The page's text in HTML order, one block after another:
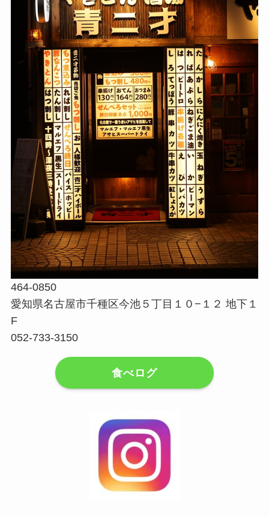
464-0850
愛知県名古屋市千種区今池５丁目１０−１２ 地下１
F
052-733-3150
食べログ